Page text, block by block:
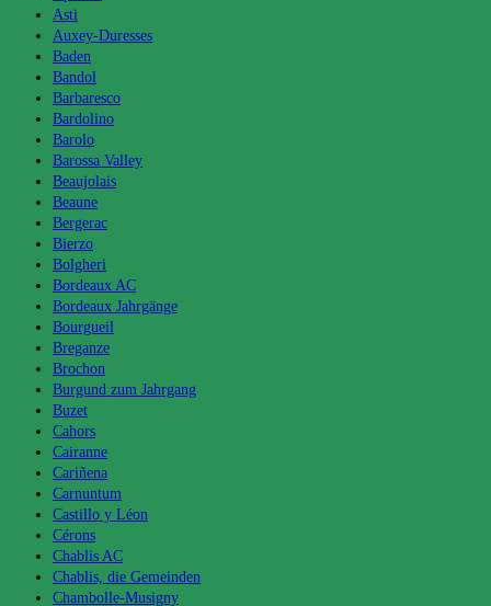
Asti
Auxey-Duresses
Baden
Bandol
Barbaresco
Bardolino
Barolo
Barossa Valley
Beaujolais
Beaune
Bergerac
Bierzo
Bolgheri
Bordeaux AC
Bordeaux Jahrgänge
Bourgueil
Breganze
Brochon
Burgund zum Jahrgang
Buzet
Cahors
Cairanne
Cariñena
Carnuntum
Castillo y Léon
Cérons
Chablis AC
Chablis, die Gemeinden
Chambolle-Musigny